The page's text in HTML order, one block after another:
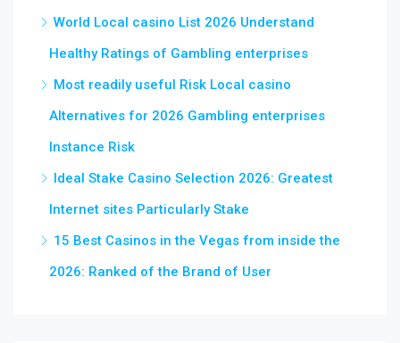
World Local casino List 2026 Understand
Healthy Ratings of Gambling enterprises
Most readily useful Risk Local casino
Alternatives for 2026 Gambling enterprises
Instance Risk
Ideal Stake Casino Selection 2026: Greatest
Internet sites Particularly Stake
15 Best Casinos in the Vegas from inside the
2026: Ranked of the Brand of User